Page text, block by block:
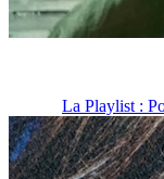
La Playlist :